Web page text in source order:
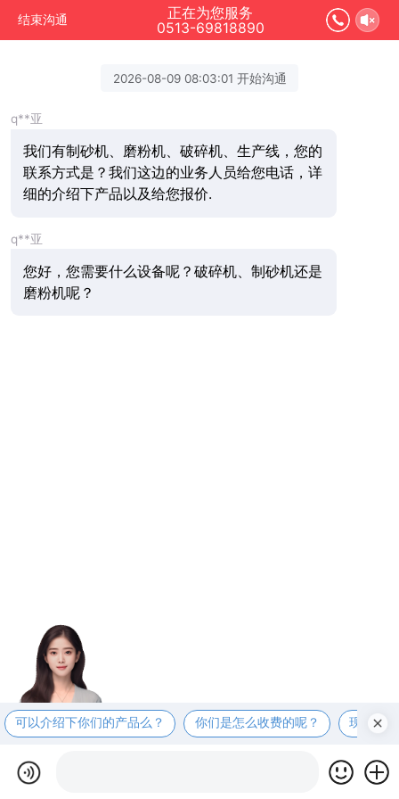
结束沟通
正在为您服务
0513-69818890
2026-08-09 08:03:01 开始沟通
q**亚
我们有制砂机、磨粉机、破碎机、生产线，您的
联系方式是？我们这边的业务人员给您电话，详
细的介绍下产品以及给您报价.
q**亚
您好，您需要什么设备呢？破碎机、制砂机还是
磨粉机呢？
可以介绍下你们的产品么？ 你们是怎么收费的呢？ 现在有